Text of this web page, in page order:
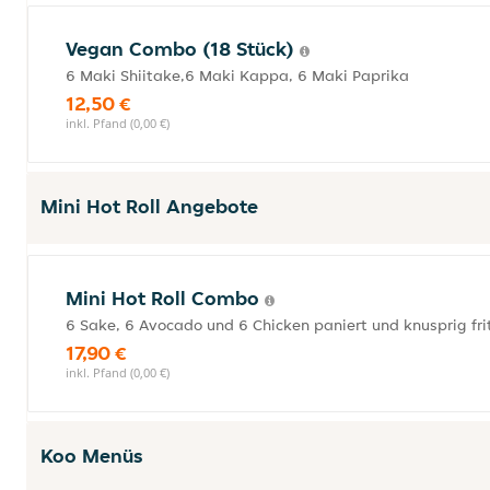
Vegan Combo (18 Stück)
6 Maki Shiitake,6 Maki Kappa, 6 Maki Paprika
12,50 €
inkl. Pfand (0,00 €)
Mini Hot Roll Angebote
Mini Hot Roll Combo
6 Sake, 6 Avocado und 6 Chicken paniert und knusprig
17,90 €
inkl. Pfand (0,00 €)
Koo Menüs